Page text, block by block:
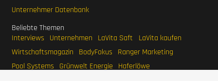
Unternehmer Datenbank
Beliebte Themen
Interviews
Unternehmen LaVita Saft
LaVita kaufen
Wirtschaftsmagazin
BodyFokus
Ranger Marketing
Pool Systems
Grünwelt Energie
Haferlöwe